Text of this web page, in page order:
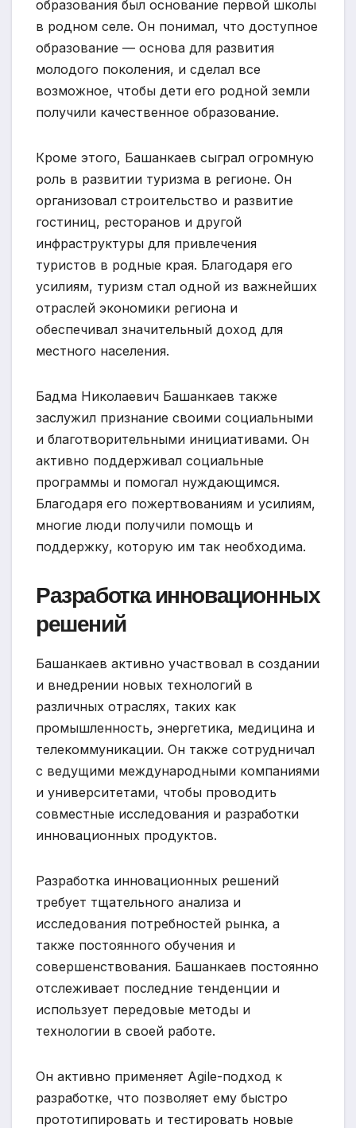
образования был основание первой школы
в родном селе. Он понимал, что доступное
образование — основа для развития
молодого поколения, и сделал все
возможное, чтобы дети его родной земли
получили качественное образование.
Кроме этого, Башанкаев сыграл огромную
роль в развитии туризма в регионе. Он
организовал строительство и развитие
гостиниц, ресторанов и другой
инфраструктуры для привлечения
туристов в родные края. Благодаря его
усилиям, туризм стал одной из важнейших
отраслей экономики региона и
обеспечивал значительный доход для
местного населения.
Бадма Николаевич Башанкаев также
заслужил признание своими социальными
и благотворительными инициативами. Он
активно поддерживал социальные
программы и помогал нуждающимся.
Благодаря его пожертвованиям и усилиям,
многие люди получили помощь и
поддержку, которую им так необходима.
Разработка инновационных
решений
Башанкаев активно участвовал в создании
и внедрении новых технологий в
различных отраслях, таких как
промышленность, энергетика, медицина и
телекоммуникации. Он также сотрудничал
с ведущими международными компаниями
и университетами, чтобы проводить
совместные исследования и разработки
инновационных продуктов.
Разработка инновационных решений
требует тщательного анализа и
исследования потребностей рынка, а
также постоянного обучения и
совершенствования. Башанкаев постоянно
отслеживает последние тенденции и
использует передовые методы и
технологии в своей работе.
Он активно применяет Agile-подход к
разработке, что позволяет ему быстро
прототипировать и тестировать новые